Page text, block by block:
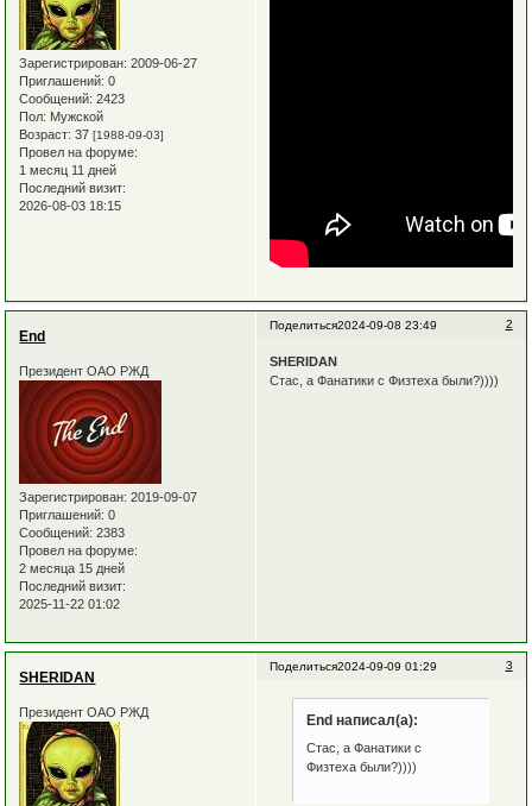
Зарегистрирован: 2009-06-27
Приглашений: 0
Сообщений: 2423
Пол: Мужской
Возраст: 37[1988-09-03]
Провел на форуме:
1 месяц 11 дней
Последний визит:
2026-08-03 18:15
Поделиться 2
2024-09-08 23:49
End
Президент ОАО РЖД
Зарегистрирован: 2019-09-07
Приглашений: 0
Сообщений: 2383
Провел на форуме:
2 месяца 15 дней
Последний визит:
2025-11-22 01:02
SHERIDAN
Стас, а Фанатики с Физтеха были?))))
Поделиться 3
2024-09-09 01:29
SHERIDAN
Президент ОАО РЖД End написал(а):
Стас, а Фанатики с
Физтеха были?))))